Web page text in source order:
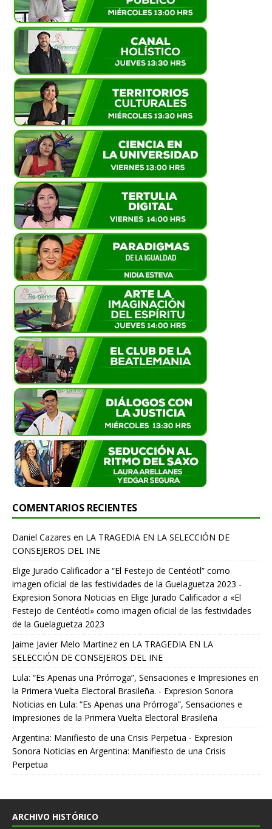
COMENTARIOS RECIENTES
Daniel Cazares en LA TRAGEDIA EN LA SELECCIÓN DE
CONSEJEROS DEL INE
Elige Jurado Calificador a “El Festejo de Centéotl” como
imagen oficial de las festividades de la Guelaguetza 2023 -
Expresion Sonora Noticias en Elige Jurado Calificador a «El
Festejo de Centéotl» como imagen oficial de las festividades
de la Guelaguetza 2023
Jaime Javier Melo Martinez en LA TRAGEDIA EN LA
SELECCIÓN DE CONSEJEROS DEL INE
Lula: “Es Apenas una Prórroga”, Sensaciones e Impresiones en
la Primera Vuelta Electoral Brasileña. - Expresion Sonora
Noticias en Lula: “Es Apenas una Prórroga”, Sensaciones e
Impresiones de la Primera Vuelta Electoral Brasileña
Argentina: Manifiesto de una Crisis Perpetua - Expresion
Sonora Noticias en Argentina: Manifiesto de una Crisis
Perpetua
ARCHIVO HISTÓRICO